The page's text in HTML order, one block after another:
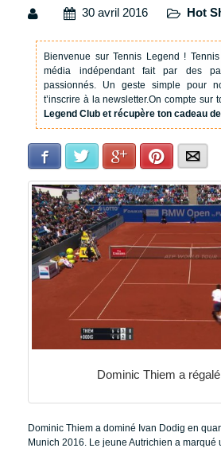
30 avril 2016 Hot
Bienvenue sur Tennis Legend !
média indépendant fait par des
passionnés. Un geste simple pour
t’inscrire à la newsletter.On compte sur
Legend Club et récupère ton cadeau
Facebook Twitter Google+Pinterest
Dominic Thiem a
Dominic Thiem a dominé Ivan Dodig en
Munich 2016. Le jeune Autrichien a marqué